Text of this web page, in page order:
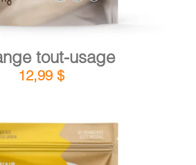
tout-usage
12,99 $